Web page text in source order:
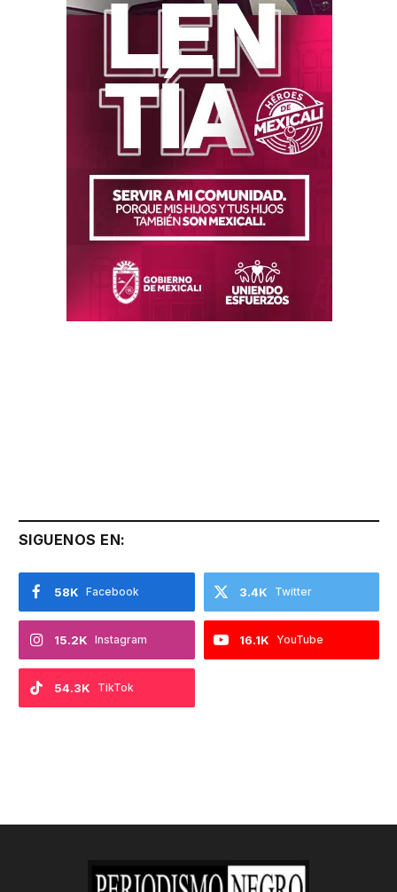
SIGUENOS EN:
Facebook
58K Twitter
3.4K
Instagram
15.2K YouTube
16.1K
TikTok
54.3K